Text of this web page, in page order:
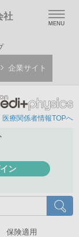
社
企業サイト
医療関係者情報TOPへ
ン
検索
保険適用